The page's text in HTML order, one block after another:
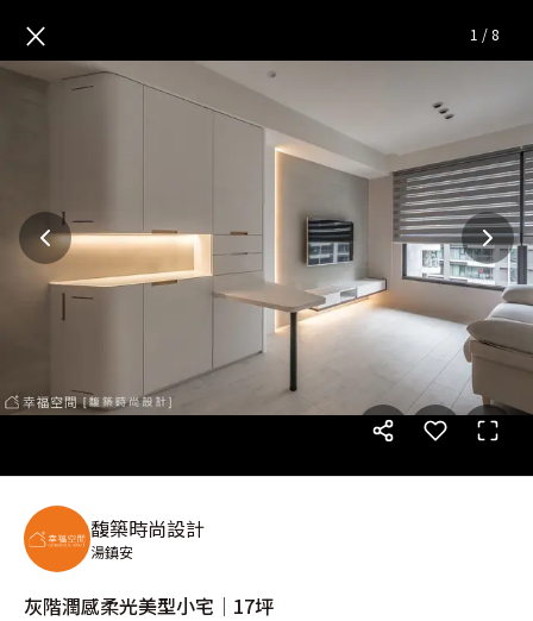
灰階潤感柔光美型小宅│17坪
× 1 / 8
馥築時尚設計
湯鎮安
灰階潤感柔光美型小宅│17坪